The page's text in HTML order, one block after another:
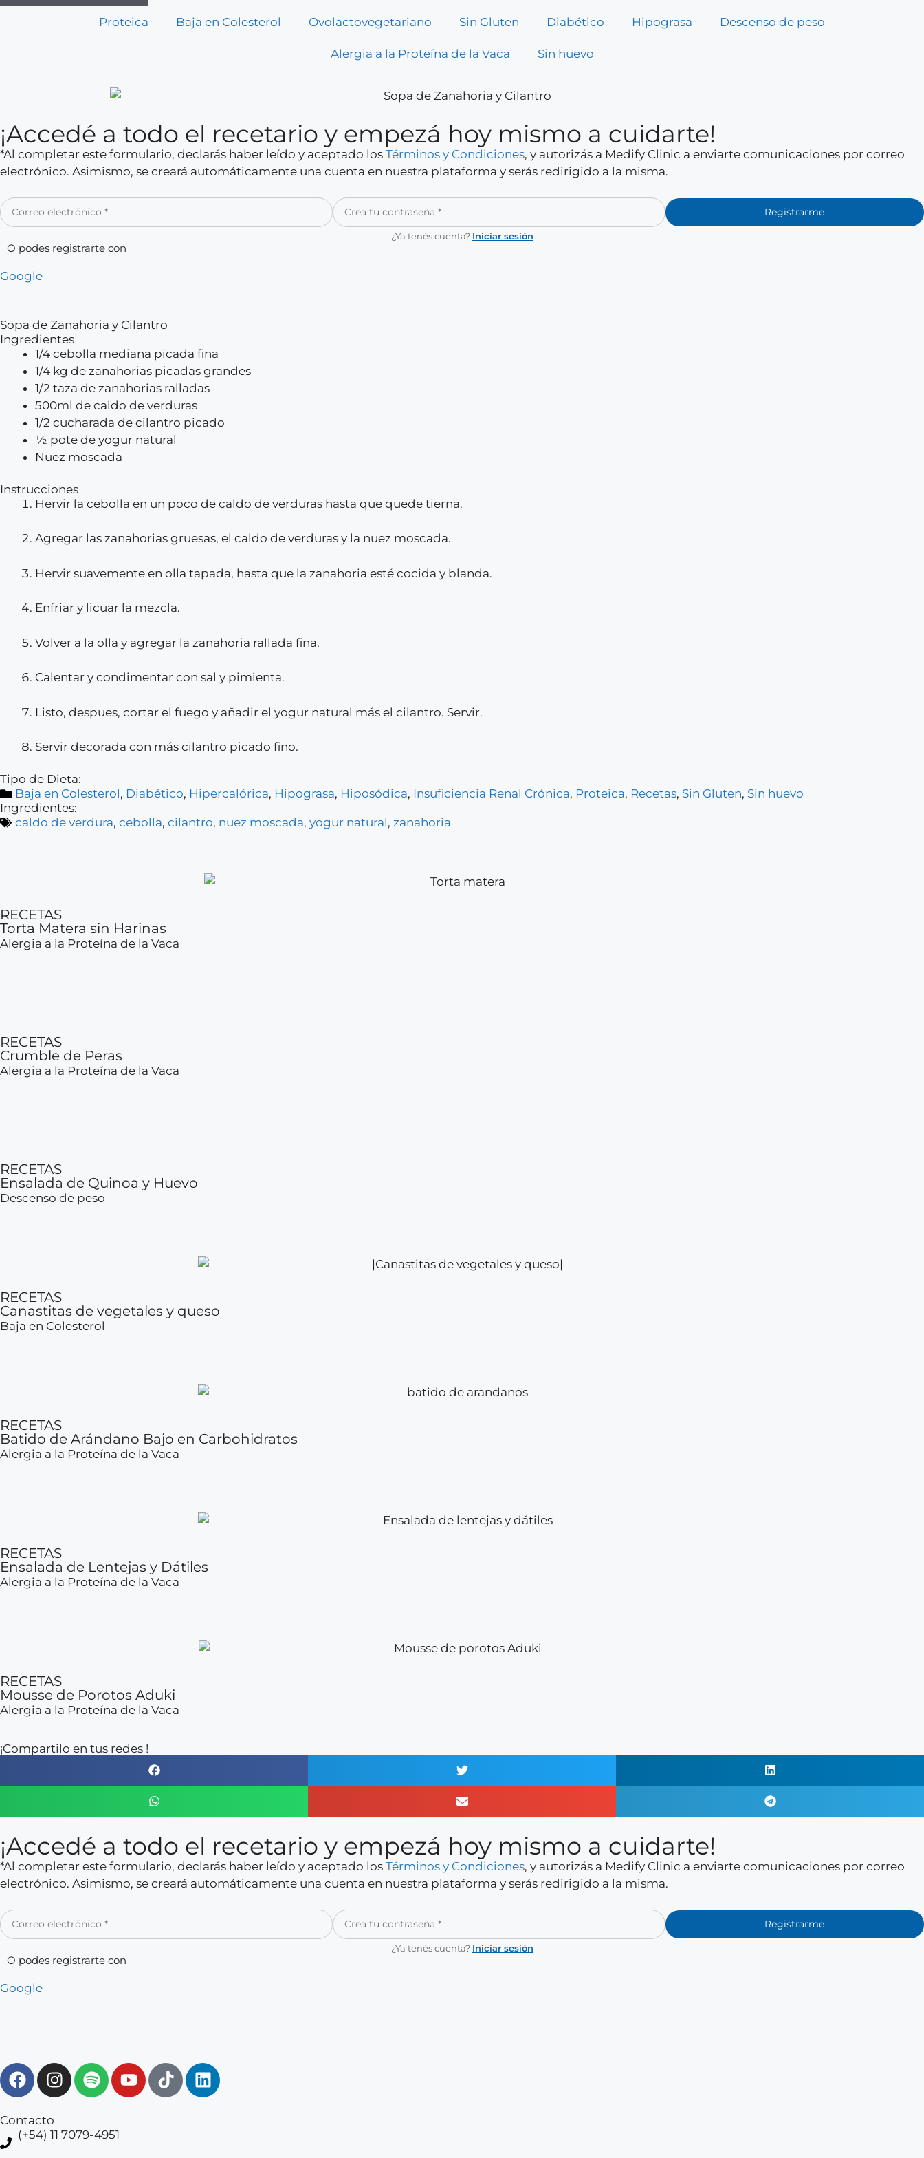
Proteica Baja en Colesterol Ovolactovegetariano Sin Gluten Diabético Hipograsa Descenso de peso
Alergia a la Proteína de la Vaca Sin huevo
¡Accedé a todo el recetario y empezá hoy mismo a cuidarte!
*Al completar este formulario, declarás haber leído y aceptado los Términos y Condiciones, y autorizás a Medify Clinic a enviarte comunicaciones por correo
electrónico. Asimismo, se creará automáticamente una cuenta en nuestra plataforma y serás redirigido a la misma.
Registrarme
¿Ya tenés cuenta? Iniciar sesión
O podes registrarte con
Google
Sopa de Zanahoria y Cilantro
Ingredientes
1/4 cebolla mediana picada fina
1/4 kg de zanahorias picadas grandes
1/2 taza de zanahorias ralladas
500ml de caldo de verduras
1/2 cucharada de cilantro picado
½ pote de yogur natural
Nuez moscada
Instrucciones
Hervir la cebolla en un poco de caldo de verduras hasta que quede tierna.
Agregar las zanahorias gruesas, el caldo de verduras y la nuez moscada.
Hervir suavemente en olla tapada, hasta que la zanahoria esté cocida y blanda.
Enfriar y licuar la mezcla.
Volver a la olla y agregar la zanahoria rallada fina.
Calentar y condimentar con sal y pimienta.
Listo, despues, cortar el fuego y añadir el yogur natural más el cilantro. Servir.
Servir decorada con más cilantro picado fino.
Tipo de Dieta:
Baja en Colesterol, Diabético, Hipercalórica, Hipograsa, Hiposódica, Insuficiencia Renal Crónica, Proteica, Recetas, Sin Gluten, Sin huevo
Ingredientes:
caldo de verdura, cebolla, cilantro, nuez moscada, yogur natural, zanahoria
RECETAS
Torta Matera sin Harinas
Alergia a la Proteína de la Vaca
RECETAS
Crumble de Peras
Alergia a la Proteína de la Vaca
RECETAS
Ensalada de Quinoa y Huevo
Descenso de peso
RECETAS
Canastitas de vegetales y queso
Baja en Colesterol
RECETAS
Batido de Arándano Bajo en Carbohidratos
Alergia a la Proteína de la Vaca
RECETAS
Ensalada de Lentejas y Dátiles
Alergia a la Proteína de la Vaca
RECETAS
Mousse de Porotos Aduki
Alergia a la Proteína de la Vaca
¡Compartilo en tus redes !
¡Accedé a todo el recetario y empezá hoy mismo a cuidarte!
*Al completar este formulario, declarás haber leído y aceptado los Términos y Condiciones, y autorizás a Medify Clinic a enviarte comunicaciones por correo
electrónico. Asimismo, se creará automáticamente una cuenta en nuestra plataforma y serás redirigido a la misma.
Registrarme
¿Ya tenés cuenta? Iniciar sesión
O podes registrarte con
Google
Contacto
(+54) 11 7079-4951